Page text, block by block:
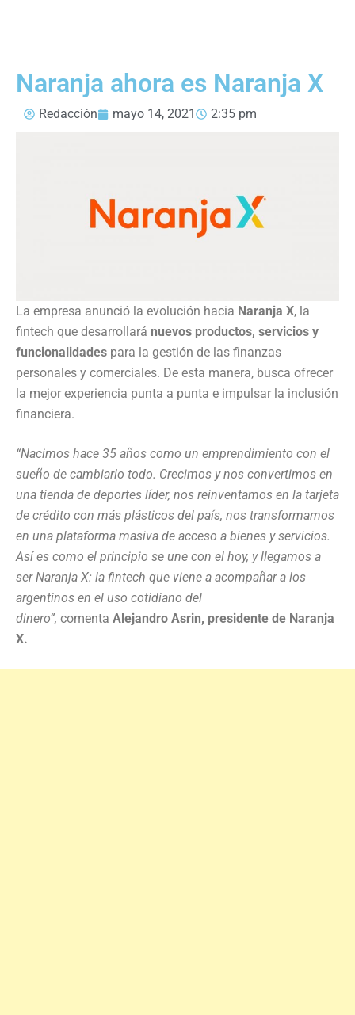
Naranja ahora es Naranja X
Redacción mayo 14, 2021 2:35 pm
La empresa anunció la evolución hacia Naranja X, la
fintech que desarrollará nuevos productos, servicios y
funcionalidades para la gestión de las finanzas
personales y comerciales. De esta manera, busca ofrecer
la mejor experiencia punta a punta e impulsar la inclusión
financiera.
“Nacimos hace 35 años como un emprendimiento con el
sueño de cambiarlo todo. Crecimos y nos convertimos en
una tienda de deportes líder, nos reinventamos en la tarjeta
de crédito con más plásticos del país, nos transformamos
en una plataforma masiva de acceso a bienes y servicios.
Así es como el principio se une con el hoy, y llegamos a
ser Naranja X: la fintech que viene a acompañar a los
argentinos en el uso cotidiano del
dinero”, comenta Alejandro Asrin, presidente de Naranja
X.